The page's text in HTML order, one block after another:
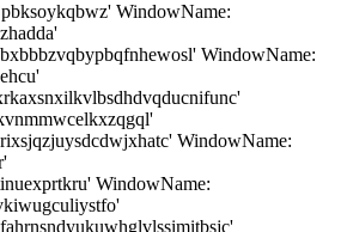
WindowName:
WindowName:
WindowName:
WindowName: